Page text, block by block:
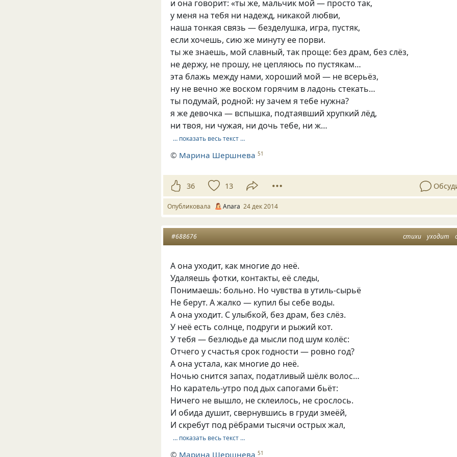
и она говорит: «ты же, мальчик мой — просто так,
у меня на тебя ни надежд, никакой любви,
наша тонкая связь — безделушка, игра, пустяк,
если хочешь, сию же минуту ее порви.
ты же знаешь, мой славный, так проще: без драм, без слёз,
не держу, не прошу, не цепляюсь по пустякам…
эта блажь между нами, хороший мой — не всерьёз,
ну не вечно же воском горячим в ладонь стекать…
ты подумай, родной: ну зачем я тебе нужна?
я же девочка — вспышка, подтаявший хрупкий лёд,
ни твоя, ни чужая, ни дочь тебе, ни ж…
… показать весь текст …
© Марина Шершнева 51
36 13
Опубликовала Anara 24 дек 2014
стихи уходит
#688676
А она уходит, как многие до неё.
Удаляешь фотки, контакты, её следы,
Понимаешь: больно. Но чувства в утиль-сырьё
Не берут. А жалко — купил бы себе воды.
А она уходит. С улыбкой, без драм, без слёз.
У неё есть солнце, подруги и рыжий кот.
У тебя — безлюдье да мысли под шум колёс:
Отчего у счастья срок годности — ровно год?
А она устала, как многие до неё.
Ночью снится запах, податливый шёлк волос…
Но каратель-утро под дых сапогами бьёт:
Ничего не вышло, не склеилось, не срослось.
И обида душит, свернувшись в груди змеёй,
И скребут под рёбрами тысячи острых жал,
… показать весь текст …
© Марина Шершнева 51